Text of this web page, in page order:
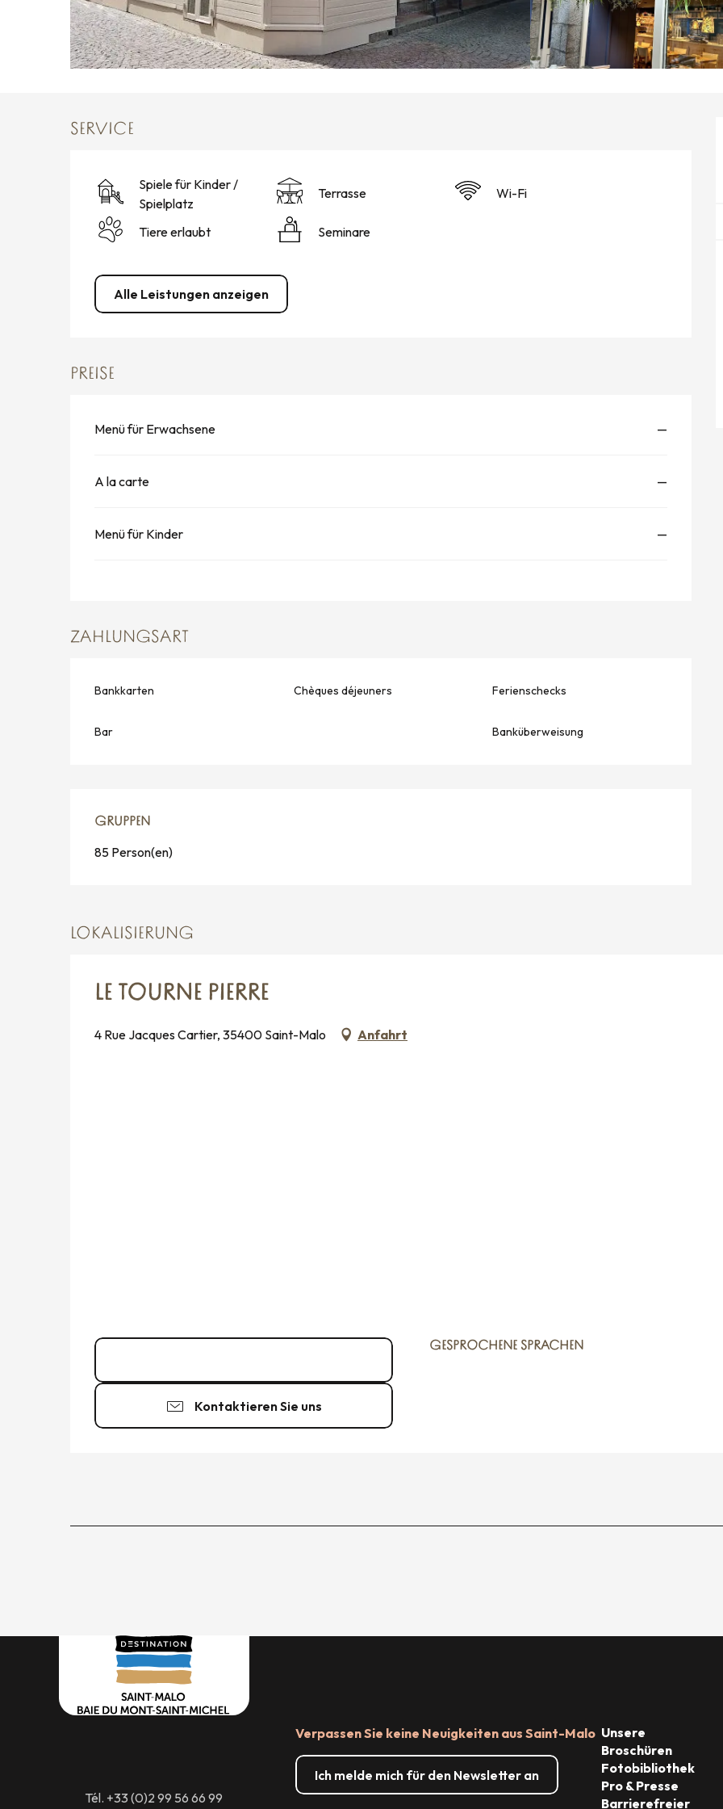
SERVICE
Spiele für Kinder /
Spielplatz
Terrasse Wi-Fi
Tiere erlaubt Seminare
Alle Leistungen anzeigen
PREISE
Menü für Erwachsene —
A la carte —
Menü für Kinder —
ZAHLUNGSART
Bankkarten Chèques déjeuners Ferienschecks
Bar Banküberweisung
GRUPPEN
GRUPPEN
85 Person(en)
LOKALISIERUNG
LE TOURNE PIERRE
4 Rue Jacques Cartier, 35400 Saint-Malo Anfahrt
Kontaktieren Sie uns
GESPROCHENE SPRACHEN
GESPROCHENE SPRACHEN
Tél. +33 (0)2 99 56 66 99
Verpassen Sie keine Neuigkeiten aus Saint-Malo
Ich melde mich für den Newsletter an
Unsere
Broschüren
Fotobibliothek
Pro & Presse
Barrierefreier